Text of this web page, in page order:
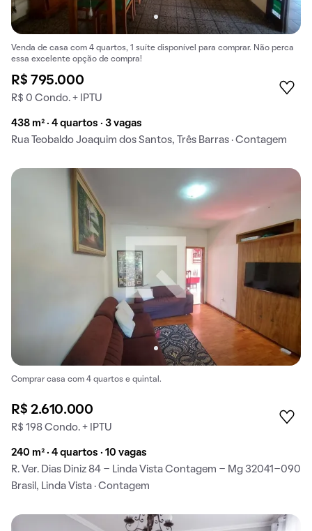
Venda de casa com 4 quartos, 1 suíte disponível para comprar. Não perca
essa excelente opção de compra!
R$ 795.000
R$ 0 Condo. + IPTU
438 m² · 4 quartos · 3 vagas
Rua Teobaldo Joaquim dos Santos, Três Barras · Contagem
Comprar casa com 4 quartos e quintal.
R$ 2.610.000
R$ 198 Condo. + IPTU
240 m² · 4 quartos · 10 vagas
R. Ver. Dias Diniz 84 - Linda Vista Contagem - Mg 32041-090
Brasil, Linda Vista · Contagem